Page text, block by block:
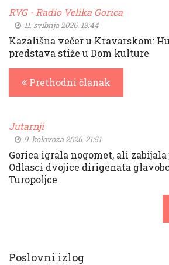
RVG - Radio Velika Gorica
11. svibnja 2026. 13:44
Kazališna večer u Kravarskom:
predstava stiže u Dom kulture
Prethodni članak
Jutarnji
9. kolovoza 2026. 21:51
Gorica igrala nogomet, ali
Odlasci dvojice dirigenata
Turopoljce
Poslovni izlog